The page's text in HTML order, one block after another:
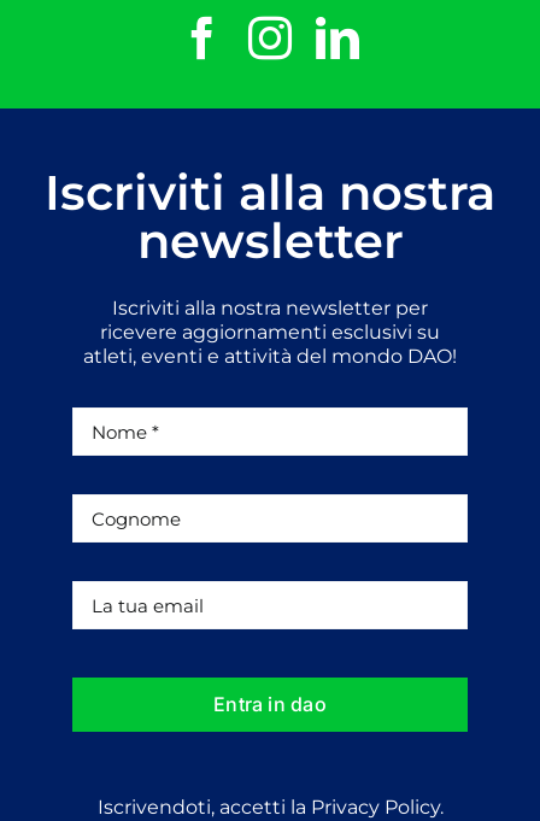
Iscriviti alla nostra
newsletter
Iscriviti alla nostra newsletter per
ricevere aggiornamenti esclusivi su
atleti, eventi e attività del mondo DAO!
Entra in dao
Iscrivendoti, accetti la Privacy Policy.